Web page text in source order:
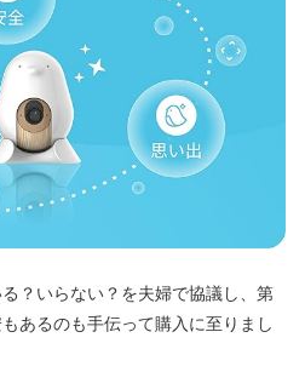
？いらない？を夫婦で協議し、第
あるのも手伝って購入に至りまし